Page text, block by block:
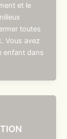
et le
toutes
Vous avez
enfant dans